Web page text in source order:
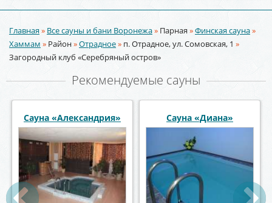
Вы здесь
Главная» Все сауны и бани Воронежа» Парная»Финская сауна»
Хаммам » Район»Отрадное» п. Отрадное, ул. Сомовская, 1 »
Загородный клуб «Серебряный остров»
Рекомендуемые сауны
Сауна Восточная сказка Сауна «У Петровича»